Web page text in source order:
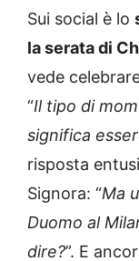
Sui social è lo
la serata di
vede
“Il tipo di
significa
risposta
Signora: “Ma
Duomo al
dire?”. E